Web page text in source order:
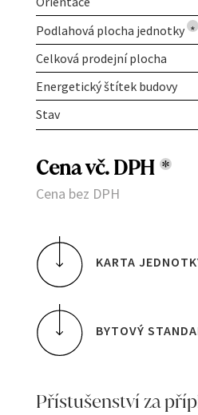
Podlahová plocha jednotky *
Celková prodejní plocha
Energetický štítek budovy
Stav
Cena vč. DPH *
Cena bez DPH
KARTA
BYTOVÝ
Přístušenství za